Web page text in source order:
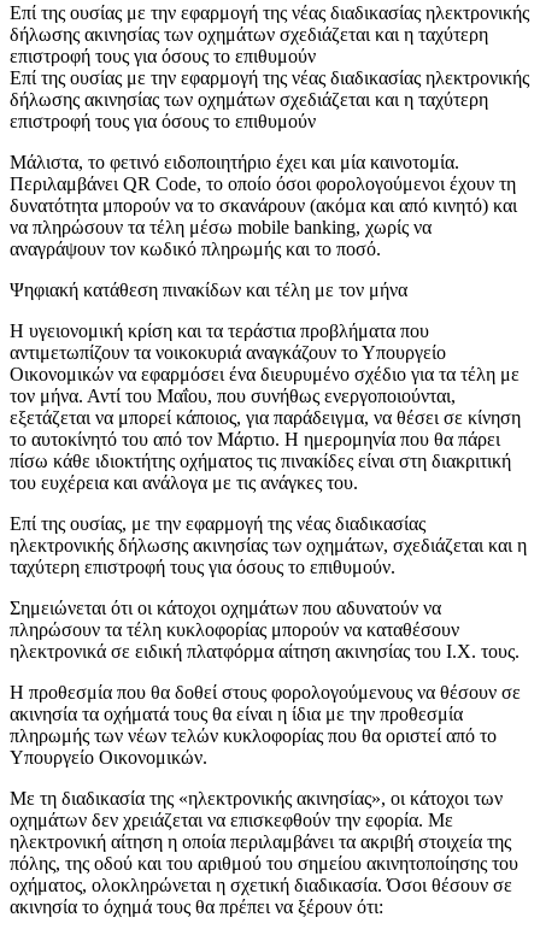
Επί της ουσίας με την εφαρμογή της νέας διαδικασίας ηλεκτρονικής
δήλωσης ακινησίας των οχημάτων σχεδιάζεται και η ταχύτερη
επιστροφή τους για όσους το επιθυμούν
Επί της ουσίας με την εφαρμογή της νέας διαδικασίας ηλεκτρονικής
δήλωσης ακινησίας των οχημάτων σχεδιάζεται και η ταχύτερη
επιστροφή τους για όσους το επιθυμούν
Μάλιστα, το φετινό ειδοποιητήριο έχει και μία καινοτομία.
Περιλαμβάνει QR Code, το οποίο όσοι φορολογούμενοι έχουν τη
δυνατότητα μπορούν να το σκανάρουν (ακόμα και από κινητό) και
να πληρώσουν τα τέλη μέσω mobile banking, χωρίς να
αναγράψουν τον κωδικό πληρωμής και το ποσό.
Ψηφιακή κατάθεση πινακίδων και τέλη με τον μήνα
Η υγειονομική κρίση και τα τεράστια προβλήματα που
αντιμετωπίζουν τα νοικοκυριά αναγκάζουν το Υπουργείο
Οικονομικών να εφαρμόσει ένα διευρυμένο σχέδιο για τα τέλη με
τον μήνα. Αντί του Μαΐου, που συνήθως ενεργοποιούνται,
εξετάζεται να μπορεί κάποιος, για παράδειγμα, να θέσει σε κίνηση
το αυτοκίνητό του από τον Μάρτιο. Η ημερομηνία που θα πάρει
πίσω κάθε ιδιοκτήτης οχήματος τις πινακίδες είναι στη διακριτική
του ευχέρεια και ανάλογα με τις ανάγκες του.
Επί της ουσίας, με την εφαρμογή της νέας διαδικασίας
ηλεκτρονικής δήλωσης ακινησίας των οχημάτων, σχεδιάζεται και η
ταχύτερη επιστροφή τους για όσους το επιθυμούν.
Σημειώνεται ότι οι κάτοχοι οχημάτων που αδυνατούν να
πληρώσουν τα τέλη κυκλοφορίας μπορούν να καταθέσουν
ηλεκτρονικά σε ειδική πλατφόρμα αίτηση ακινησίας του Ι.Χ. τους.
Η προθεσμία που θα δοθεί στους φορολογούμενους να θέσουν σε
ακινησία τα οχήματά τους θα είναι η ίδια με την προθεσμία
πληρωμής των νέων τελών κυκλοφορίας που θα οριστεί από το
Υπουργείο Οικονομικών.
Με τη διαδικασία της «ηλεκτρονικής ακινησίας», οι κάτοχοι των
οχημάτων δεν χρειάζεται να επισκεφθούν την εφορία. Με
ηλεκτρονική αίτηση η οποία περιλαμβάνει τα ακριβή στοιχεία της
πόλης, της οδού και του αριθμού του σημείου ακινητοποίησης του
οχήματος, ολοκληρώνεται η σχετική διαδικασία. Όσοι θέσουν σε
ακινησία το όχημά τους θα πρέπει να ξέρουν ότι: